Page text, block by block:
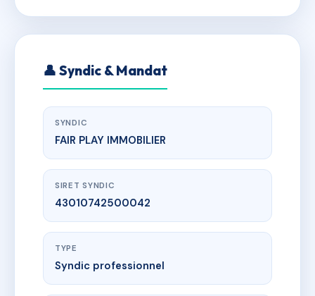
👤 Syndic & Mandat
SYNDIC
FAIR PLAY IMMOBILIER
SIRET SYNDIC
43010742500042
TYPE
Syndic professionnel